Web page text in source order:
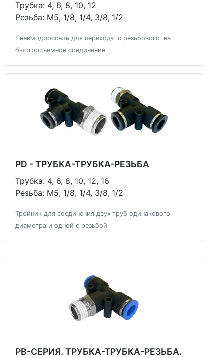
Трубка: 4, 6, 8, 10, 12
Резьба: М5, 1/8, 1/4, 3/8, 1/2
Пневмодроссель для перехода с резьбового на
быстросъемное соединение
PD - ТРУБКА-ТРУБКА-РЕЗЬБА
Трубка: 4, 6, 8, 10, 12, 16
Резьба: М5, 1/8, 1/4, 3/8, 1/2
Тройник для соединения двух труб одинакового
диаметра и одной с резьбой
PB-СЕРИЯ. ТРУБКА-ТРУБКА-РЕЗЬБА.